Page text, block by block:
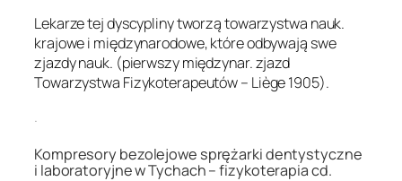
Lekarze tej dyscypliny tworzą towarzystwa nauk.
krajowe i międzynarodowe, które odbywają swe
zjazdy nauk. (pierwszy międzynar. zjazd
Towarzystwa Fizykoterapeutów – Liège 1905).
.
Kompresory bezolejowe sprężarki dentystyczne
i laboratoryjne w Tychach –fizykoterapia cd.